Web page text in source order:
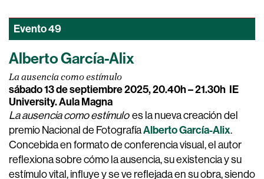
Evento49
Alberto García-Alix
La ausencia como estímulo
sábado 13 de septiembre 2025, 20.40h – 21.30h IE
University. Aula Magna
La ausencia como estímulo es la nueva creación del
premio Nacional de FotografíaAlberto García-Alix.
Concebida en formato de conferencia visual, el autor
reflexiona sobre cómo la ausencia, su existencia y su
estímulo vital, influye y se ve reflejada en su obra, siendo